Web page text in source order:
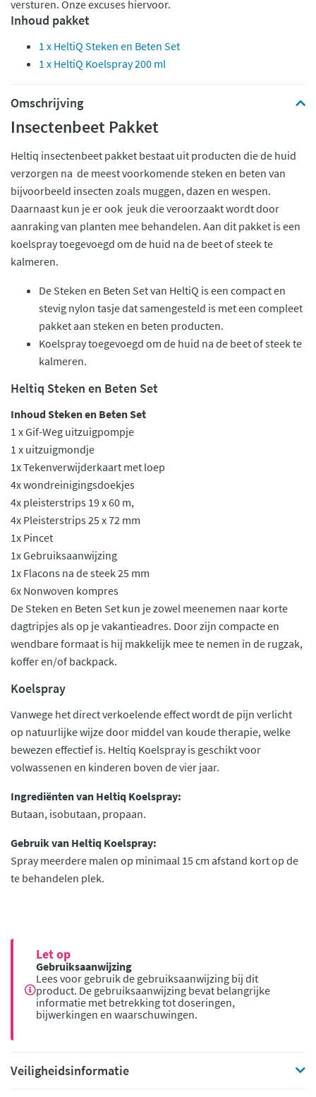
versturen. Onze excuses hiervoor.
Inhoud pakket
1 x HeltiQ Steken en Beten Set
1 x HeltiQ Koelspray 200 ml
Omschrijving
Insectenbeet Pakket
Heltiq insectenbeet pakket bestaat uit producten die de huid
verzorgen na de meest voorkomende steken en beten van
bijvoorbeeld insecten zoals muggen, dazen en wespen.
Daarnaast kun je er ook jeuk die veroorzaakt wordt door
aanraking van planten mee behandelen. Aan dit pakket is een
koelspray toegevoegd om de huid na de beet of steek te
kalmeren.
De Steken en Beten Set van HeltiQ is een compact en
stevig nylon tasje dat samengesteld is met een compleet
pakket aan steken en beten producten.
Koelspray toegevoegd om de huid na de beet of steek te
kalmeren.
Heltiq Steken en Beten Set
Inhoud Steken en Beten Set
1 x Gif-Weg uitzuigpompje
1 x uitzuigmondje
1x Tekenverwijderkaart met loep
4x wondreinigingsdoekjes
4x pleisterstrips 19 x 60 m,
4x Pleisterstrips 25 x 72 mm
1x Pincet
1x Gebruiksaanwijzing
1x Flacons na de steek 25 mm
6x Nonwoven kompres
De Steken en Beten Set kun je zowel meenemen naar korte
dagtripjes als op je vakantieadres. Door zijn compacte en
wendbare formaat is hij makkelijk mee te nemen in de rugzak,
koffer en/of backpack.
Koelspray
Vanwege het direct verkoelende effect wordt de pijn verlicht
op natuurlijke wijze door middel van koude therapie, welke
bewezen effectief is. Heltiq Koelspray is geschikt voor
volwassenen en kinderen boven de vier jaar.
Ingrediënten van Heltiq Koelspray:
Butaan, isobutaan, propaan.
Gebruik van Heltiq Koelspray:
Spray meerdere malen op minimaal 15 cm afstand kort op de
te behandelen plek.
Let op
Gebruiksaanwijzing
Lees voor gebruik de gebruiksaanwijzing bij dit
product. De gebruiksaanwijzing bevat belangrijke
informatie met betrekking tot doseringen,
bijwerkingen en waarschuwingen.
Veiligheidsinformatie